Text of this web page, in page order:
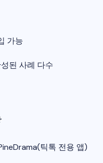
가능
된 사례 다수
틱톡 전용 앱)